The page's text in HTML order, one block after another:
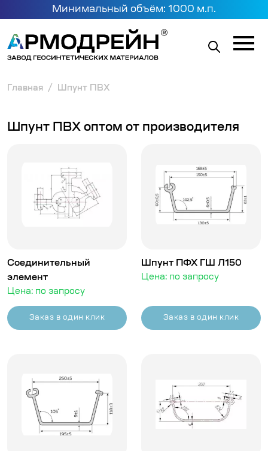
Главная Шпунт ПВХ
Шпунт ПВХ оптом от производителя
Соединительный
элемент
Цена: по запросу
Заказ в один клик
Шпунт ПФХ ГШ Л150
Цена: по запросу
Заказ в один клик
Минимальный объём: 1000 м.п.